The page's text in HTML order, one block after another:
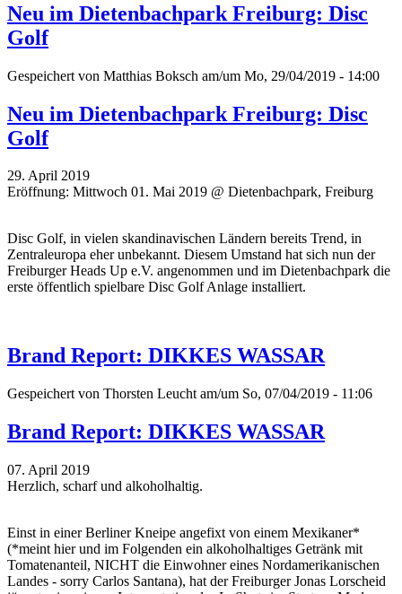
Neu im Dietenbachpark Freiburg: Disc
Golf
Gespeichert von Matthias Boksch am/um Mo, 29/04/2019 - 14:00
Neu im Dietenbachpark Freiburg: Disc
Golf
29. April 2019
Eröffnung: Mittwoch 01. Mai 2019 @ Dietenbachpark, Freiburg
Disc Golf, in vielen skandinavischen Ländern bereits Trend, in
Zentraleuropa eher unbekannt. Diesem Umstand hat sich nun der
Freiburger Heads Up e.V. angenommen und im Dietenbachpark die
erste öffentlich spielbare Disc Golf Anlage installiert.
Brand Report: DIKKES WASSAR
Gespeichert von Thorsten Leucht am/um So, 07/04/2019 - 11:06
Brand Report: DIKKES WASSAR
07. April 2019
Herzlich, scharf und alkoholhaltig.
Einst in einer Berliner Kneipe angefixt von einem Mexikaner*
(*meint hier und im Folgenden ein alkoholhaltiges Getränk mit
Tomatenanteil, NICHT die Einwohner eines Nordamerikanischen
Landes - sorry Carlos Santana), hat der Freiburger Jonas Lorscheid